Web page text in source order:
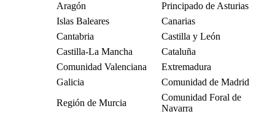
Aragón
Principado de Asturias
Islas Baleares
Canarias
Cantabria
Castilla y León
Castilla-La Mancha
Cataluña
Comunidad Valenciana
Extremadura
Galicia
Comunidad de Madrid
Región de Murcia
Comunidad Foral de
Navarra